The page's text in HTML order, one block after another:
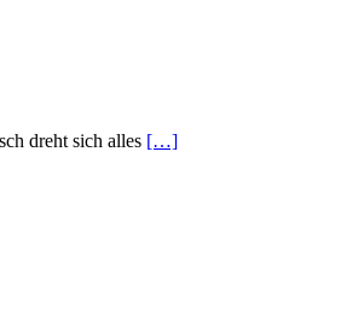
dreht sich alles […]